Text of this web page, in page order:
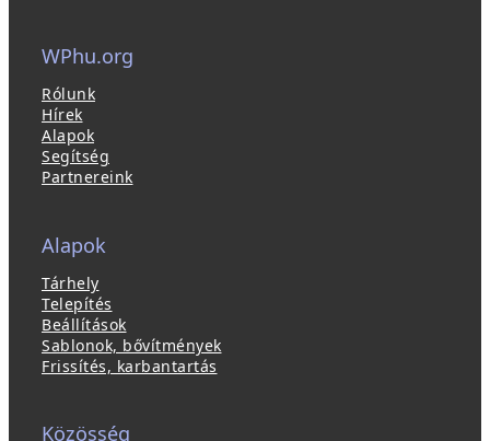
WPhu.org
Rólunk
Hírek
Alapok
Segítség
Partnereink
Alapok
Tárhely
Telepítés
Beállítások
Sablonok, bővítmények
Frissítés, karbantartás
Közösség